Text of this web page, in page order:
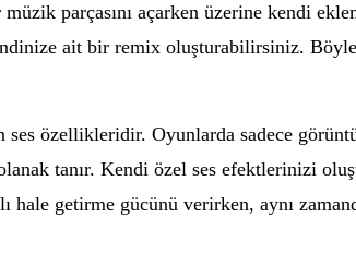
parçasını açarken üzerine kendi
ait bir remix oluşturabilirsiniz.
özellikleridir. Oyunlarda sadece
tanır. Kendi özel ses efektlerinizi
hale getirme gücünü verirken, aynı